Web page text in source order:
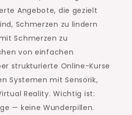
Angebote, die gezielt
Schmerzen zu lindern
Schmerzen zu
von einfachen
strukturierte Online-Kurse
Systemen mit Sensorik,
Reality. Wichtig ist:
— keine Wunderpillen.